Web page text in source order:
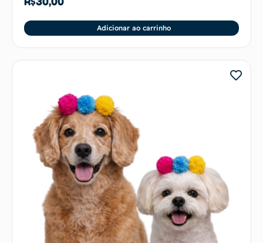
Adicionar ao carrinho